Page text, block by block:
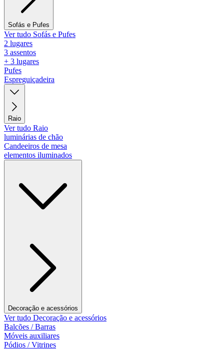
Sofás e Pufes
Ver tudo Sofás e Pufes
2 lugares
3 assentos
+ 3 lugares
Pufes
Espreguiçadeira
Raio
Ver tudo Raio
luminárias de chão
Candeeiros de mesa
elementos iluminados
Decoração e acessórios
Ver tudo Decoração e acessórios
Balcões / Barras
Móveis auxiliares
Pódios / Vitrines